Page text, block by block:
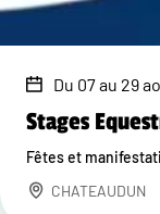
Du 07 au 29
Stages
Fêtes et
CHATEAUDUN